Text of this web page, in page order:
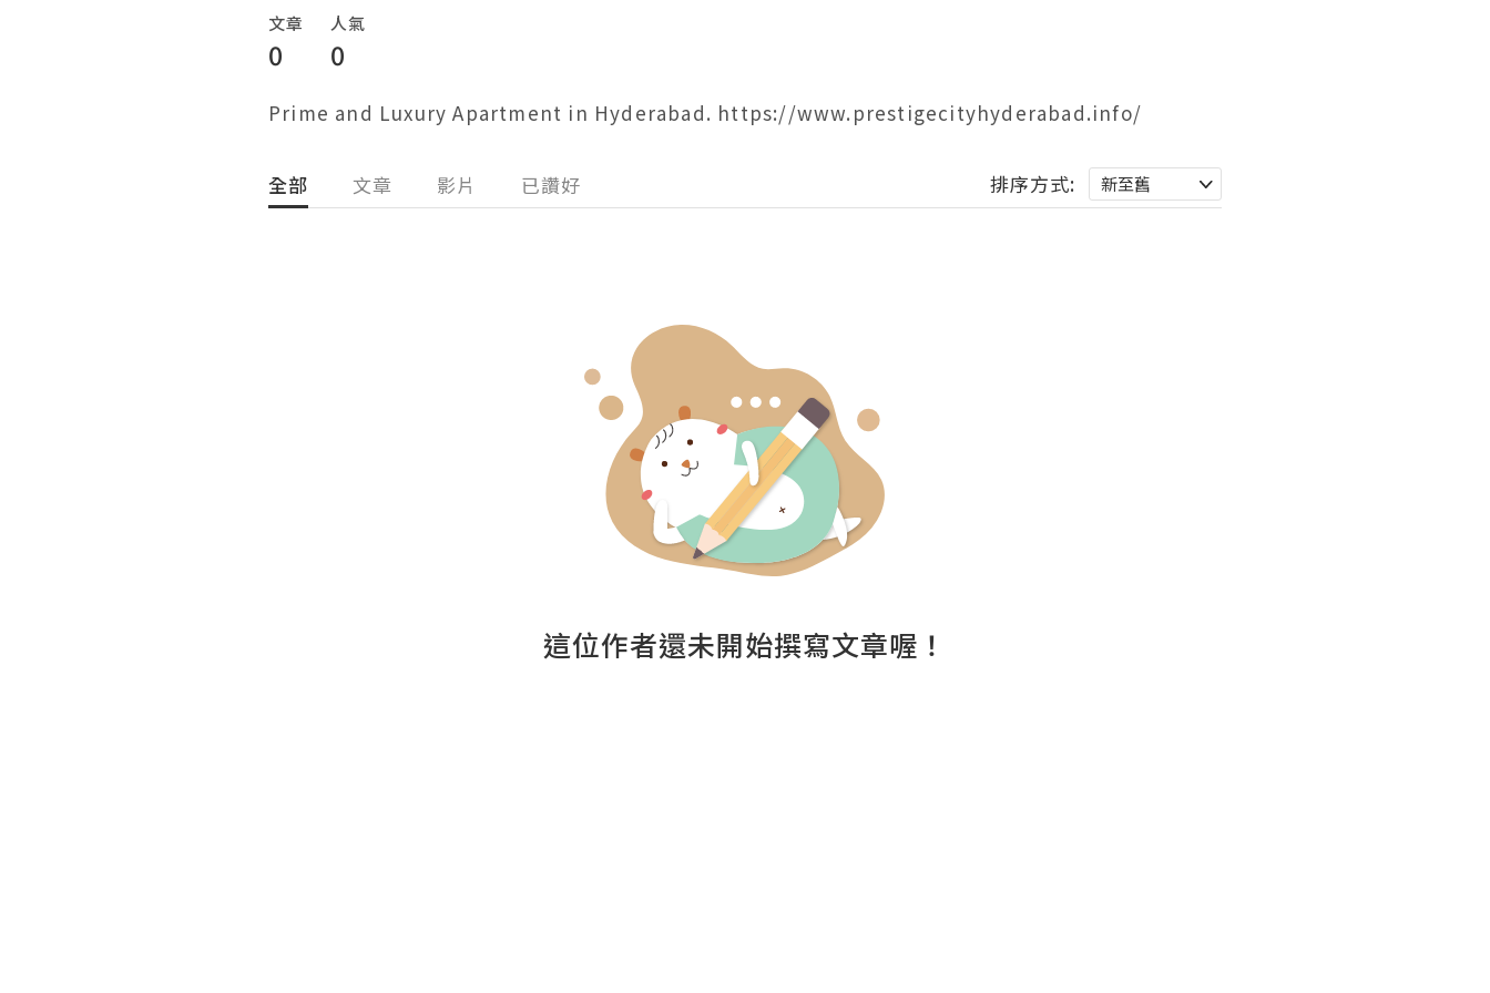
文章
0
人氣
0
Prime and Luxury Apartment in Hyderabad. https://www.prestigecityhyderabad.info/
全部 文章 影片 已讚好 排序方式:
這位作者還未開始撰寫文章喔！